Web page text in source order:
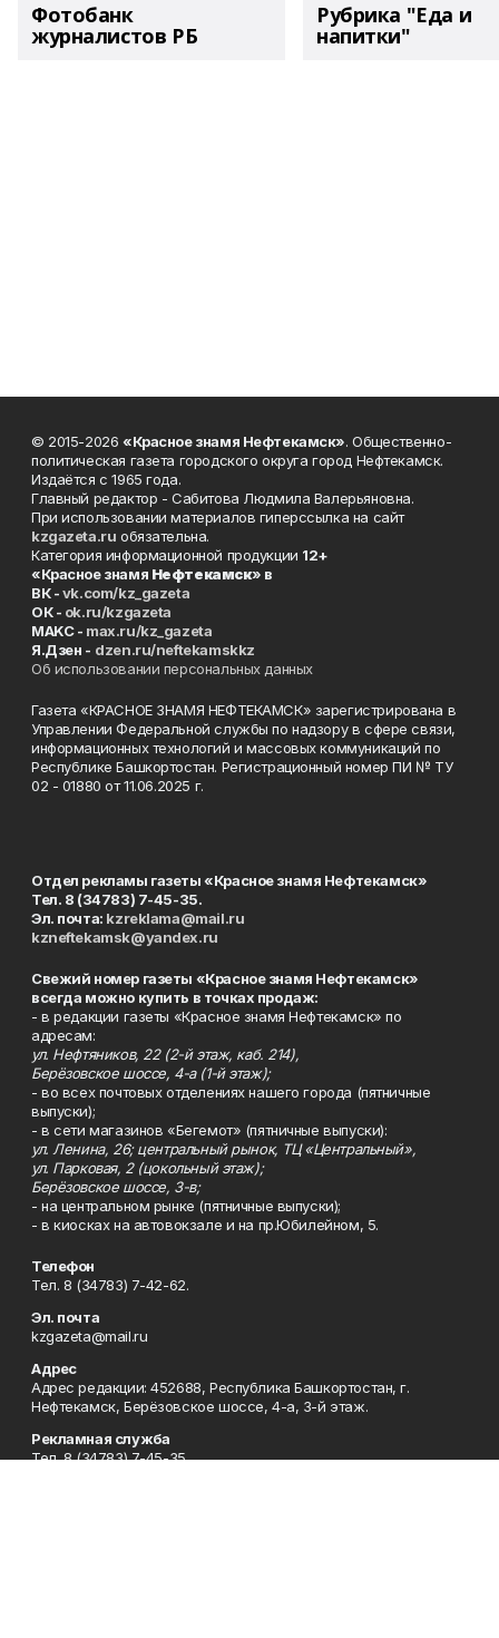
Фотобанк
журналистов РБ
Рубрика "Еда и
напитки"
© 2015-2026 «Красное знамя Нефтекамск». Общественно-
политическая газета городского округа город Нефтекамск.
Издаётся с 1965 года.
Главный редактор - Сабитова Людмила Валерьяновна.
При использовании материалов гиперссылка на сайт
kzgazeta.ru обязательна.
Категория информационной продукции 12+
«Красное знамя Нефтекамск» в
ВК -vk.com/kz_gazeta
ОК - ok.ru/kzgazeta
MAKC - max.ru/kz_gazeta
Я.Дзен - dzen.ru/neftekamskkz
Об использовании персональных данных
Газета «КРАСНОЕ ЗНАМЯ НЕФТЕКАМСК» зарегистрирована в
Управлении Федеральной службы по надзору в сфере связи,
информационных технологий и массовых коммуникаций по
Республике Башкортостан. Регистрационный номер ПИ № ТУ
02 - 01880 от 11.06.2025 г.
Отдел рекламы газеты «Красное знамя Нефтекамск»
Тел. 8 (34783) 7-45-35.
Эл. почта: kzreklama@mail.ru
kzneftekamsk@yandex.ru
Свежий номер газеты «Красное знамя Нефтекамск»
всегда можно купить в точках продаж:
- в редакции газеты «Красное знамя Нефтекамск» по
адресам:
ул. Нефтяников, 22 (2-й этаж, каб. 214),
Берёзовское шоссе, 4-а (1-й этаж);
- во всех почтовых отделениях нашего города (пятничные
выпуски);
- в сети магазинов «Бегемот» (пятничные выпуски):
ул. Ленина, 26; центральный рынок, ТЦ «Центральный»,
ул. Парковая, 2 (цокольный этаж);
Берёзовское шоссе, 3-в;
- на центральном рынке (пятничные выпуски);
- в киосках на автовокзале и на пр.Юбилейном, 5.
Телефон
Тел. 8 (34783) 7-42-62.
Эл. почта
kzgazeta@mail.ru
Адрес
Адрес редакции: 452688, Республика Башкортостан, г.
Нефтекамск, Берёзовское шоссе, 4-а, 3-й этаж.
Рекламная служба
Тел. 8 (34783) 7-45-35.